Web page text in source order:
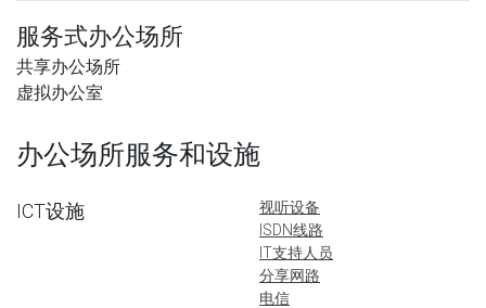
服务式办公场所
共享办公场所
虚拟办公室
办公场所服务和设施
ICT设施
视听设备
ISDN线路
IT支持人员
分享网路
电信